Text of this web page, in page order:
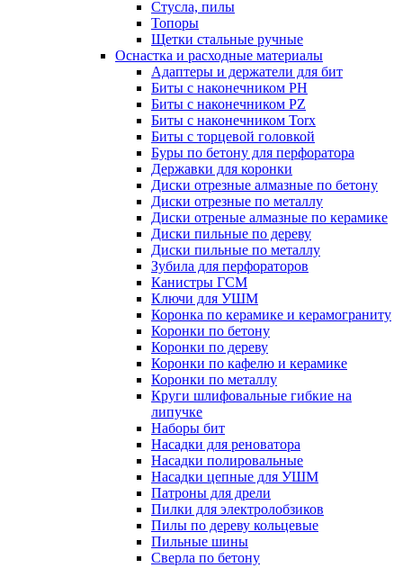
Стусла, пилы
Топоры
Щетки стальные ручные
Оснастка и расходные материалы
Адаптеры и держатели для бит
Биты с наконечником PH
Биты с наконечником PZ
Биты с наконечником Torx
Биты с торцевой головкой
Буры по бетону для перфоратора
Державки для коронки
Диски отрезные алмазные по бетону
Диски отрезные по металлу
Диски отреные алмазные по керамике
Диски пильные по дереву
Диски пильные по металлу
Зубила для перфораторов
Канистры ГСМ
Ключи для УШМ
Коронка по керамике и керамограниту
Коронки по бетону
Коронки по дереву
Коронки по кафелю и керамике
Коронки по металлу
Круги шлифовальные гибкие на
липучке
Наборы бит
Насадки для реноватора
Насадки полировальные
Насадки цепные для УШМ
Патроны для дрели
Пилки для электролобзиков
Пилы по дереву кольцевые
Пильные шины
Сверла по бетону